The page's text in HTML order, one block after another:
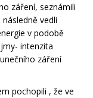
záření, seznámili
vedli
v podobě
intenzita
záření
pochopili , že ve